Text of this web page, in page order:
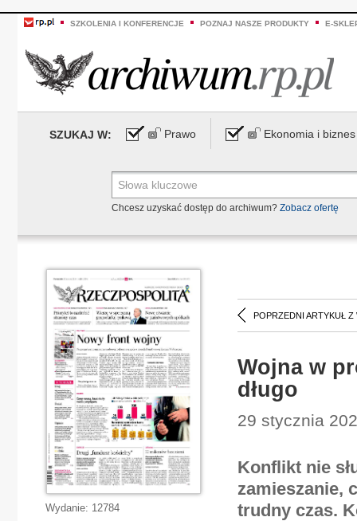
SZKOLENIA I KONFERENCJE POZNAJ NASZE PRODUKTY E-
SZUKAJ W: Prawo Ekonomia i biznes
Chcesz uzyskać dostęp do archiwum? Zobacz ofertę
POPRZEDNI ARTYKUŁ Z
Wojna w
długo
29 stycznia
Konflikt nie
zamieszanie,
trudny czas.
Wydanie: 12784